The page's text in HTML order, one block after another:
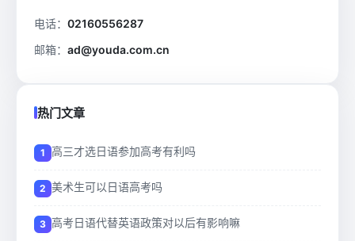
电话： 02160556287
邮箱： ad@youda.com.cn
热门文章
高三才选日语参加高考有利吗
美术生可以日语高考吗
高考日语代替英语政策对以后有影响嘛